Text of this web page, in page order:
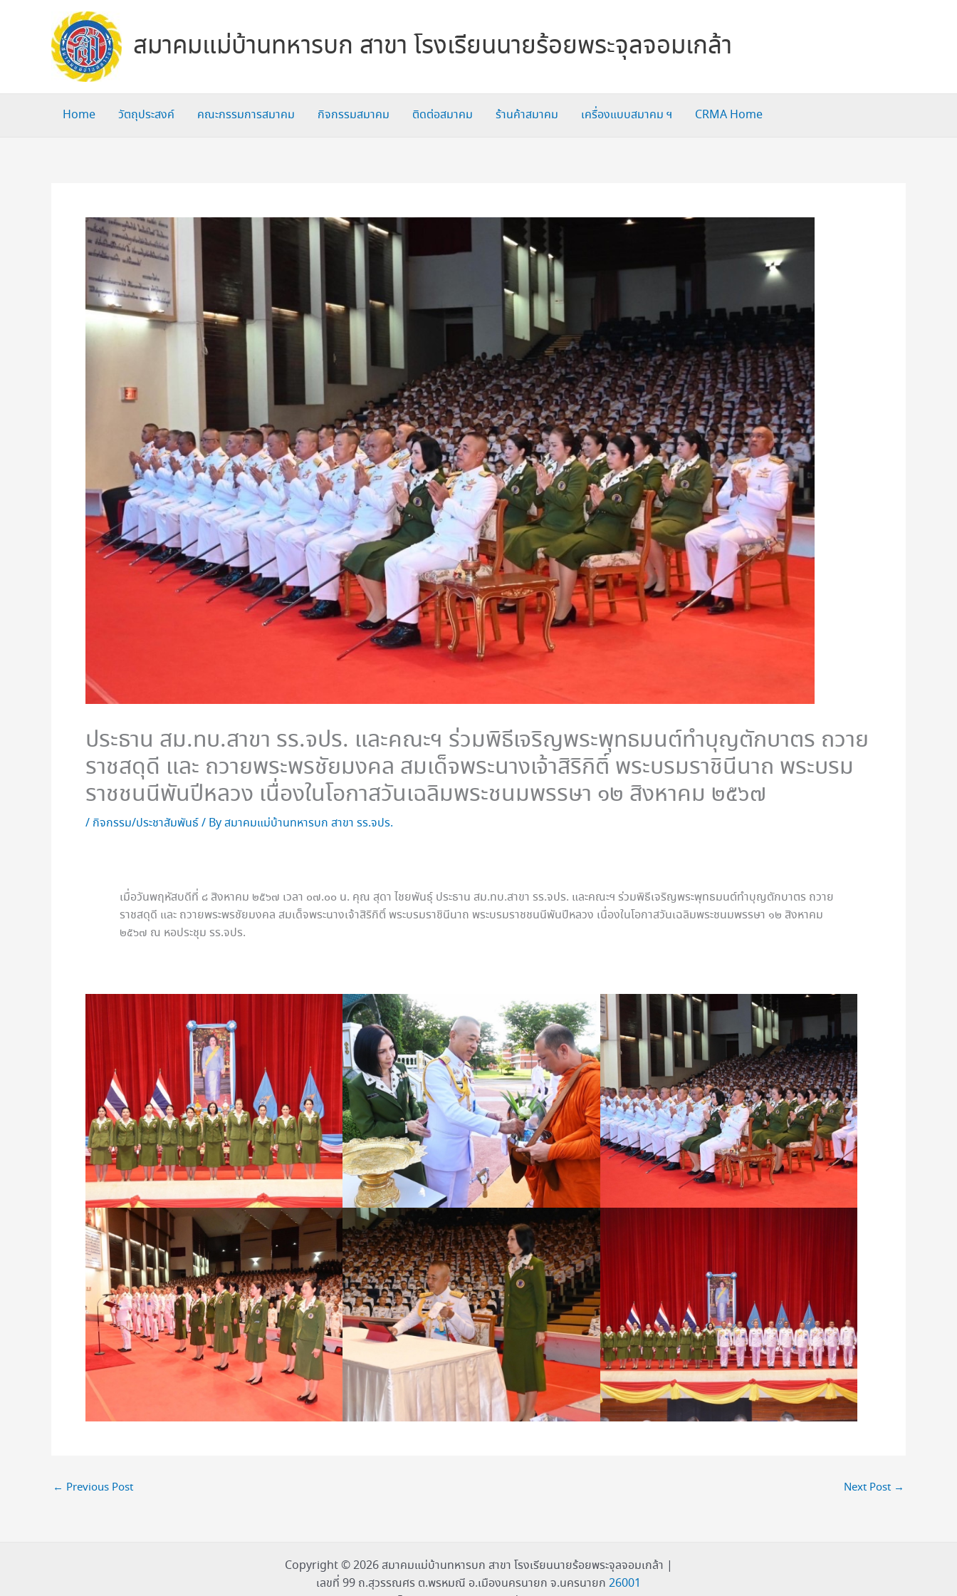
สมาคมแม่บ้านทหารบก สาขา โรงเรียนนายร้อยพระจุลจอมเกล้า
Home วัตถุประสงค์ คณะกรรมการสมาคม กิจกรรมสมาคม ติดต่อสมาคม ร้านค้าสมาคม เครื่องแบบสมาคม ฯ CRMA Home
ประธาน สม.ทบ.สาขา รร.จปร. และคณะฯ ร่วมพิธีเจริญพระพุทธมนต์ทำบุญตักบาตร ถวาย
ราชสดุดี และ ถวายพระพรชัยมงคล สมเด็จพระนางเจ้าสิริกิติ์ พระบรมราชินีนาถ พระบรม
ราชชนนีพันปีหลวง เนื่องในโอกาสวันเฉลิมพระชนมพรรษา ๑๒ สิงหาคม ๒๕๖๗
/ กิจกรรม/ประชาสัมพันธ์/ Byสมาคมแม่บ้านทหารบก สาขา รร.จปร.
เมื่อวันพฤหัสบดีที่ ๘ สิงหาคม ๒๕๖๗ เวลา ๐๗.๐๐ น. คุณ สุดา ไชยพันธุ์ ประธาน สม.ทบ.สาขา รร.จปร. และคณะฯ ร่วมพิธีเจริญพระพุทธมนต์ทำบุญตักบาตร ถวาย
ราชสดุดี และ ถวายพระพรชัยมงคล สมเด็จพระนางเจ้าสิริกิติ์ พระบรมราชินีนาถ พระบรมราชชนนีพันปีหลวง เนื่องในโอกาสวันเฉลิมพระชนมพรรษา ๑๒ สิงหาคม
๒๕๖๗ ณ หอประชุม รร.จปร.
← Previous Post Next Post →
Copyright © 2026 สมาคมแม่บ้านทหารบก สาขา โรงเรียนนายร้อยพระจุลจอมเกล้า |
เลขที่ 99 ถ.สุวรรณศร ต.พรหมณี อ.เมืองนครนายก จ.นครนายก 26001